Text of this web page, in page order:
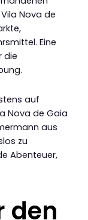
Nova de
Eine
die
auf
Nova de Gaia
aus
zu
Abenteuer,
den